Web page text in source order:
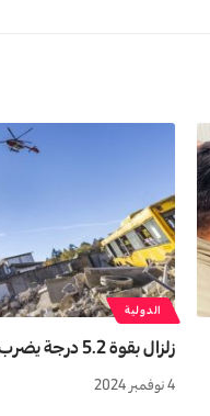
الدولية
زلزال بقوة 5.2 درجة يضرب شمال اليونان
4 نوفمبر 2024